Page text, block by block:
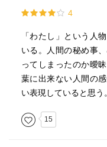
4
「わたし」という人
いる。人間の秘め事
ってしまったのか曖
葉に出来ない人間の
い表現していると思う。
15